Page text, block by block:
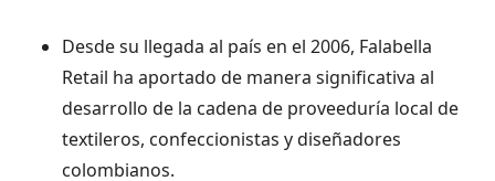
Desde su llegada al país en el 2006, Falabella
Retail ha aportado de manera significativa al
desarrollo de la cadena de proveeduría local de
textileros, confeccionistas y diseñadores
colombianos.